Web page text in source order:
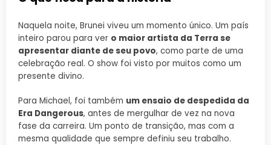
Naquela noite, Brunei viveu um momento único. Um país
inteiro parou para ver o maior artista da Terra se
apresentar diante de seu povo, como parte de uma
celebração real. O show foi visto por muitos como um
presente divino.
Para Michael, foi também um ensaio de despedida da
Era Dangerous, antes de mergulhar de vez na nova
fase da carreira. Um ponto de transição, mas com a
mesma qualidade que sempre definiu seu trabalho.